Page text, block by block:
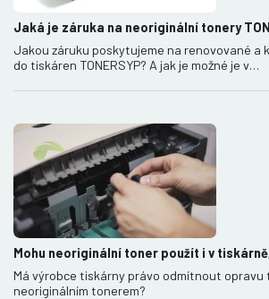
Jaká je záruka na neoriginální tonery
Jakou záruku poskytujeme na renovované a
do tiskáren TONERSYP? A jak je možné je v…
Mohu neoriginální toner použít i v
Má výrobce tiskárny právo odmítnout opravu
neoriginálním tonerem?